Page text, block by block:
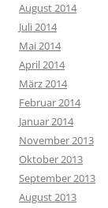
August 2014
Juli 2014
Mai 2014
April 2014
März 2014
Februar 2014
Januar 2014
November 2013
Oktober 2013
September 2013
August 2013